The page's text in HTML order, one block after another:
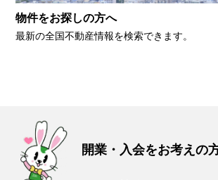
物件をお探しの方へ
最新の全国不動産情報を検索できます。
開業・入会をお考えの